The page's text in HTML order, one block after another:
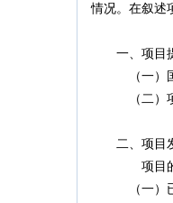
情况。在叙述
一、项目
（一）国
（二）项
二、项目
项目的发展
（一）已